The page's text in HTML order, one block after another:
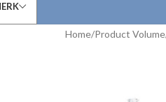
Home Product Volume